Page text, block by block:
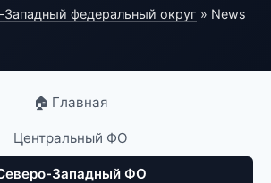
Западный федеральный округ » News
🏠 Главная
Центральный ФО
Западный ФО